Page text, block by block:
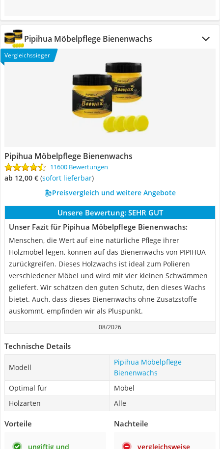
Pipihua Möbelpflege Bienenwachs
Vergleichssieger
Pipihua Möbelpflege Bienenwachs
11600 Bewertungen
ab 12,00 € ( Sofort lieferbar)
Preisvergleich und weitere Angebote
Unsere Bewertung: SEHR GUT
Unser Fazit für Pipihua Möbelpflege Bienenwachs:
Menschen, die Wert auf eine natürliche Pflege ihrer
Holzmöbel legen, können auf das Bienenwachs von PIPIHUA
zurückgreifen. Dieses Holzwachs ist ideal zum Polieren
verschiedener Möbel und wird mit vier kleinen Schwämmen
geliefert. Wir schätzen den guten Schutz, den dieses Wachs
bietet. Auch, dass dieses Bienenwachs ohne Zusatzstoffe
auskommt, empfinden wir als Pluspunkt.
08/2026
Technische Details
Modell
Pipihua Möbelpflege
Bienenwachs
Optimal für
Möbel
Holzarten
Alle
Vorteile
ungiftig und
Nachteile
vergleichsweise